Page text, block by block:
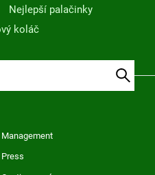
Nejlepší palačinky
koláč
Management
Press